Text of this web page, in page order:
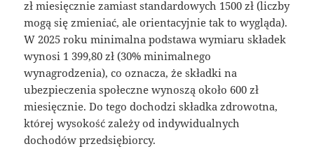
zł miesięcznie zamiast standardowych 1500 zł (liczby
mogą się zmieniać, ale orientacyjnie tak to wygląda).
W 2025 roku minimalna podstawa wymiaru składek
wynosi 1 399,80 zł (30% minimalnego
wynagrodzenia), co oznacza, że składki na
ubezpieczenia społeczne wynoszą około 600 zł
miesięcznie. Do tego dochodzi składka zdrowotna,
której wysokość zależy od indywidualnych
dochodów przedsiębiorcy.